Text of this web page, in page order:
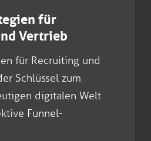
für
Vertrieb
für Recruiting und
Schlüssel zum
digitalen Welt
Funnel-